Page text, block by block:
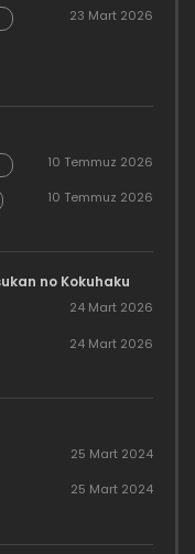
23 Mart 2026
10 Temmuz 2026
10 Temmuz 2026
no Kokuhaku
24 Mart 2026
24 Mart 2026
25 Mart 2024
25 Mart 2024